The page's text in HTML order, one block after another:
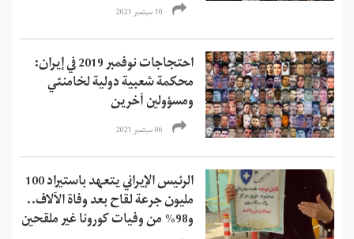
10 سبتمبر 2021
احتجاجات نوفمبر 2019 في إيران:
محكمة شعبية دولية لخامنئي
ومسؤولين آخرين
06 سبتمبر 2021
الرئيس الإيراني يتعهد باستيراد 100
مليون جرعة لقاح بعد وفاة الآلاف..
و98% من وفيات كورونا غير ملقحين